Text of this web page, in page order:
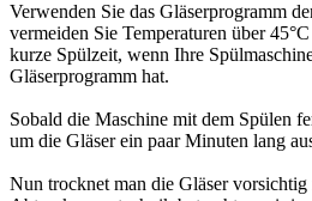
Verwenden Sie das Gläserprogramm
vermeiden Sie Temperaturen über
kurze Spülzeit, wenn Ihre
Gläserprogramm hat.
Sobald die Maschine mit dem Spülen
um die Gläser ein paar Minuten lang
Nun trocknet man die Gläser